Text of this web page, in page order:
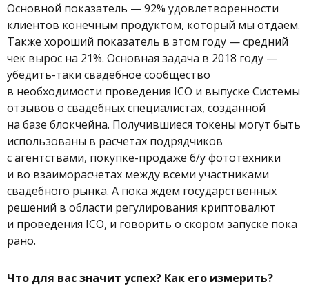
Основной показатель — 92% удовлетворенности
клиентов конечным продуктом, который мы отдаем.
Также хороший показатель в этом году — средний
чек вырос на 21%. Основная задача в 2018 году —
убедить-таки свадебное сообщество
в необходимости проведения ICO и выпуске Системы
отзывов о свадебных специалистах, созданной
на базе блокчейна. Получившиеся токены могут быть
использованы в расчетах подрядчиков
с агентствами, покупке-продаже б/у фототехники
и во взаиморасчетах между всеми участниками
свадебного рынка. А пока ждем государственных
решений в области регулирования криптовалют
и проведения ICO, и говорить о скором запуске пока
рано.
Что для вас значит успех? Как его измерить?